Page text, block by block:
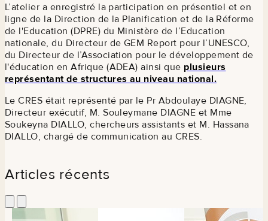
L’atelier a enregistré la participation en présentiel et en
ligne de la Direction de la Planification et de la Réforme
de l'Education (DPRE) du Ministère de l’Education
nationale, du Directeur de GEM Report pour l’UNESCO,
du Directeur de l’Association pour le développement de
l'éducation en Afrique (ADEA) ainsi que plusieurs
représentant de structures au niveau national.
Le CRES était représenté par le Pr Abdoulaye DIAGNE,
Directeur exécutif, M. Souleymane DIAGNE et Mme
Soukeyna DIALLO, chercheurs assistants et M. Hassana
DIALLO, chargé de communication au CRES.
Articles récents